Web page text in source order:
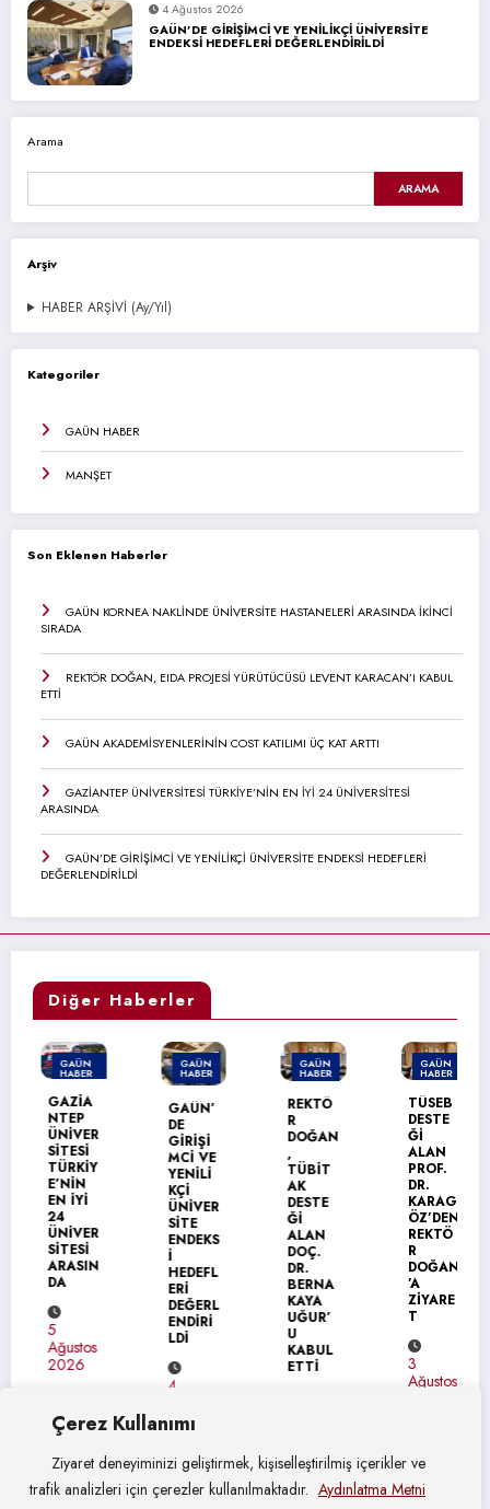
Çerez Kullanımı
Ziyaret deneyiminizi geliştirmek, kişiselleştirilmiş içerikler ve
trafik analizleri için çerezler kullanılmaktadır. Aydınlatma Metni
4 Ağustos 2026
GAÜN’DE GİRİŞİMCİ VE YENİLİKÇİ ÜNİVERSİTE
ENDEKSİ HEDEFLERİ DEĞERLENDİRİLDİ
Arama
ARAMA
Arşiv
HABER ARŞİVİ (Ay/Yıl)
Kategoriler
GAÜN HABER
MANŞET
Son Eklenen Haberler
GAÜN KORNEA NAKLİNDE ÜNİVERSİTE HASTANELERİ ARASINDA İKİNCİ
SIRADA
REKTÖR DOĞAN, EIDA PROJESİ YÜRÜTÜCÜSÜ LEVENT KARACAN’I KABUL
ETTİ
GAÜN AKADEMİSYENLERİNİN COST KATILIMI ÜÇ KAT ARTTI
GAZİANTEP ÜNİVERSİTESİ TÜRKİYE’NİN EN İYİ 24 ÜNİVERSİTESİ
ARASINDA
GAÜN’DE GİRİŞİMCİ VE YENİLİKÇİ ÜNİVERSİTE ENDEKSİ HEDEFLERİ
DEĞERLENDİRİLDİ
Diğer Haberler
GAÜN
HABER
MANŞET
GAZİA
NTEP
ÜNİVER
SİTESİ
TÜRKİY
E’NİN
EN İYİ
24
ÜNİVER
SİTESİ
ARASIN
DA
5
Ağustos
2026
GAÜN
HABER
GAÜN’
DE
GİRİŞİ
MCİ VE
YENİLİ
KÇİ
ÜNİVER
SİTE
ENDEKS
HEDEFL
ERİ
DEĞERL
ENDİRİ
LDİ
2026
GAÜN
HABER
REKTÖ
DOĞAN
TÜBİT
AK
DESTE
Ğİ
ALAN
DOÇ.
DR.
BERNA
KAYA
UĞUR’
U
KABUL
ETTİ
GAÜN
HABER
TÜSEB
DESTE
Ğİ
ALAN
PROF.
DR.
KARAG
ÖZ’DEN
REKTÖ
DOĞAN
’A
ZİYARE
Ağustos